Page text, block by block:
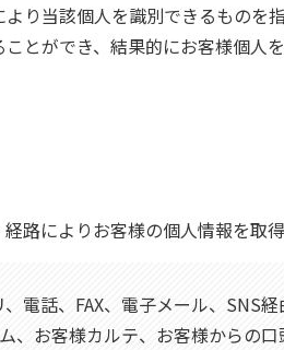
り当該個人を識別できるものを
とができ、結果的にお客様個人
路によりお客様の個人情報を取得
電話、FAX、電子メール、SNS
、お客様カルテ、お客様からの